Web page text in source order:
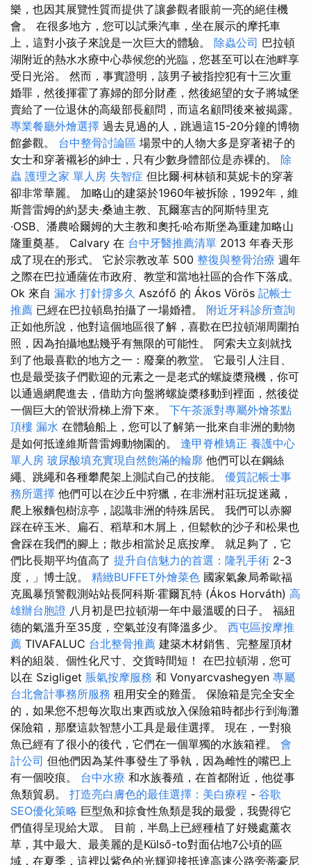
樂，也因其展覽性質而提供了讓參觀者眼前一亮的絕佳機
會。 在很多地方，您可以試乘汽車，坐在展示的摩托車
上，這對小孩子來說是一次巨大的體驗。 除蟲公司 巴拉頓
湖附近的熱水水療中​​心恭候您的光臨，您甚至可以在池畔享
受日光浴。 然而，事實證明，該男子被指控犯有十三次重
婚罪，然後揮霍了寡婦的部分財產，然後絕望的女子將城堡
賣給了一位退休的高級部長顧問，而這名顧問後來被揭露。
專業餐廳外燴選擇 過去見過的人，跳過這15-20分鐘的博物
館參觀。 台中整骨討論區 場景中的人物大多是穿著裙子的
女士和穿著襯衫的紳士，只有少數身體部位是赤裸的。 除
蟲 護理之家 單人房 失智症 但比爾·柯林頓和莫妮卡的穿著
卻非常華麗。 加略山的建築於1960年被拆除，1992年，維
斯普雷姆的約瑟夫·桑迪主教、瓦爾塞吉的阿斯特里克
·OSB、潘農哈爾姆的大主教和奧托·哈布斯堡為重建加略山
隆重奠基。 Calvary 在 台中牙醫推薦清單 2013 年春天形
成了現在的形式。 它於宗教改革 500 整復與整骨治療 週年
之際在巴拉通薩佐市政府、教堂和當地社區的合作下落成。
Ok 來自 漏水 打針撐多久 Aszófő 的 Ákos Vörös 記帳士
推薦 已經在巴拉頓島拍攝了一場婚禮。 附近牙科診所查詢
正如他所說，他對這個地區很了解，喜歡在巴拉頓湖周圍拍
照，因為拍攝地點幾乎有無限的可能性。 阿索夫立刻就找
到了他最喜歡的地方之一：廢棄的教堂。 它最引人注目、
也是最受孩子們歡迎的元素之一是老式的螺旋槳飛機，你可
以通過網爬進去，借助方向盤將螺旋槳移動到裡面，然後從
一個巨大的管狀滑梯上滑下來。 下午茶派對專屬外燴茶點
頂樓 漏水 在體驗船上，您可以了解第一批來自非洲的動物
是如何抵達維斯普雷姆動物園的。 逢甲脊椎矯正 養護中心
單人房 玻尿酸填充實現自然飽滿的輪廓 他們可以在鋼絲
繩、跳繩和各種攀爬架上測試自己的技能。 優質記帳士事
務所選擇 他們可以在沙丘中狩獵，在非洲村莊玩捉迷藏，
爬上猴麵包樹涼亭，認識非洲的特殊居民。 我們可以赤腳
踩在碎玉米、扁石、稻草和木屑上，但鬆軟的沙子和松果也
會踩在我們的腳上；散步相當於足底按摩。 就足夠了，它
們比長期平均值高了 提升自信魅力的首選：隆乳手術 2-3
度，」博士說。 精緻BUFFET外燴菜色 國家氣象局希歐福
克風暴預警觀測站站長阿科斯‧霍爾瓦特 (Ákos Horváth) 高
雄辦台胞證 八月初是巴拉頓湖一年中最溫暖的日子。 福紐
德的氣溫升至35度，空氣並沒有降溫多少。 西屯區按摩推
薦 TIVAFALUC 台北整骨推薦 建築木材銷售、完整屋頂材
料的組裝、個性化尺寸、交貨時間短！ 在巴拉頓湖，您可
以在 Szigliget 脹氣按摩服務 和 Vonyarcvashegyen 專屬
台北會計事務所服務 租用安全的雞蛋。 保險箱是完全安全
的，如果您不想每次取出東西或放入保險箱時都步行到海灘
保險箱，那麼這款智慧小工具是最佳選擇。 現在，一對狼
魚已經有了很小的後代，它們在一個單獨的水族箱裡。 會
計公司 但他們因為某件事發生了爭執，因為雌性的嘴巴上
有一個咬痕。 台中水療 和水族養殖，在首都附近，他從事
魚類貿易。 打造亮白膚色的最佳選擇：美白療程 - 谷歌
SEO優化策略 巨型魚和掠食性魚類是我的最愛，我覺得它
們值得呈現給大眾。 目前，半島上已經種植了好幾處薰衣
草，其中最大、最美麗的是Külső-to對面佔地7公頃的區
域，在夏季，這裡以紫色的光輝迎接抵達高速公路旁蒂豪尼